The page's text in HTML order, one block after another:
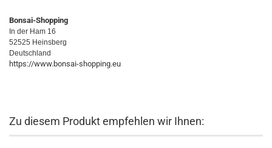
Bonsai-Shopping
In der Ham 16
52525 Heinsberg
Deutschland
https://www.bonsai-shopping.eu
Zu diesem Produkt empfehlen wir Ihnen: